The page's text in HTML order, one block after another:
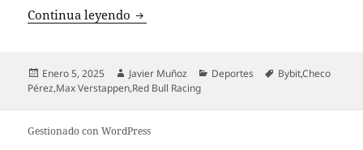
Continua leyendo Checo Pérez se despide de Red Bull
Publicado
el
Enero 5, 2025 Autor
Javier Muñoz Categorías
Deportes Etiquetas
Bybit,Checo
Pérez,Max Verstappen,Red Bull Racing
Gestionado con WordPress